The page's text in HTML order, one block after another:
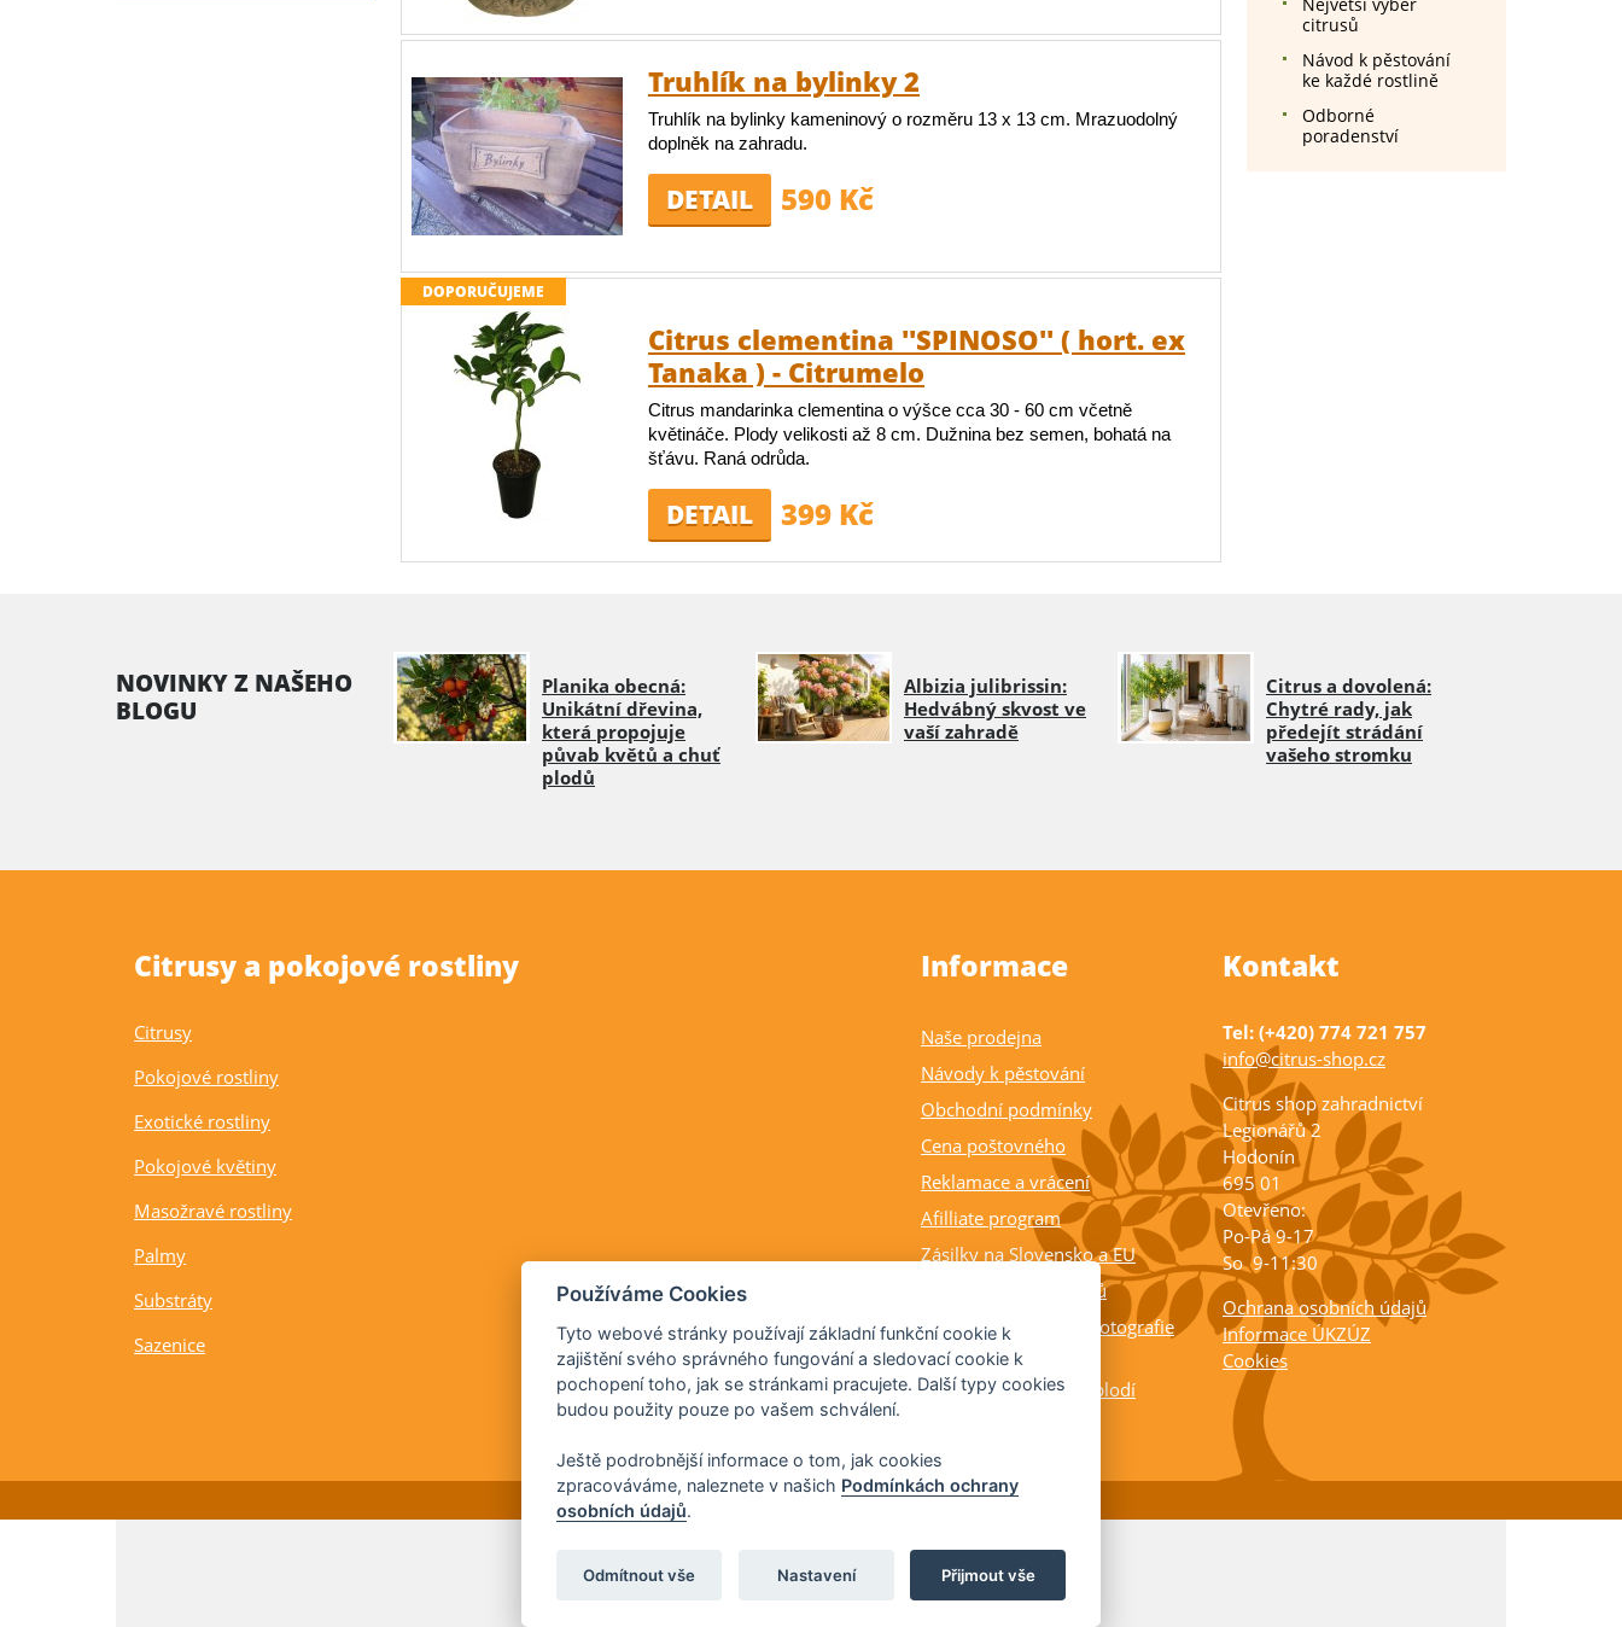
Truhlík na bylinky 2
Truhlík na bylinky kameninový o rozměru 13 x 13 cm. Mrazuodolný
doplněk na zahradu.
DETAIL 590 Kč
DOPORUČUJEME
Citrus clementina ''SPINOSO'' ( hort. ex
Tanaka ) - Citrumelo
Citrus mandarinka clementina o výšce cca 30 - 60 cm včetně
květináče. Plody velikosti až 8 cm. Dužnina bez semen, bohatá na
šťávu. Raná odrůda.
DETAIL 399 Kč
citrusů
Návod k pěstování
ke každé rostlině
Odborné
poradenství
NOVINKY Z NAŠEHO
BLOGU
Planika obecná:
Unikátní dřevina,
která propojuje
půvab květů a chuť
plodů
Albizia julibrissin:
Hedvábný skvost ve
vaší zahradě
Citrus a dovolená:
Chytré rady, jak
předejít strádání
vašeho stromku
Citrusy a pokojové rostliny
Citrusy
Pokojové rostliny
Exotické rostliny
Pokojové květiny
Masožravé rostliny
Palmy
Substráty
Sazenice
Informace
Naše prodejna
Návody k pěstování
Obchodní podmínky
Cena poštovného
Reklamace a vrácení
Afilliate program
Zásilky na Slovensko a EU
Balení rostlin a citrusů
Dostupnost, výška a fotografie
rostlin
Kdy citrusy kvetou a plodí
Kontakt
Tel: (+420) 774 721 757
info@citrus-shop.cz
Citrus shop zahradnictví
Legionářů 2
Hodonín
695 01
Otevřeno:
Po-Pá 9-17
So 9-11:30
Ochrana osobních údajů
Informace ÚKZÚZ
Cookies
© 2026 Citrus-shop.cz -
Partnerský program
Používáme Cookies
Tyto webové stránky používají základní funkční cookie k
zajištění svého správného fungování a sledovací cookie k
pochopení toho, jak se stránkami pracujete. Další typy cookies
budou použity pouze po vašem schválení.
Ještě podrobnější informace o tom, jak cookies
zpracováváme, naleznete v našich Podmínkách ochrany
osobních údajů.
Odmítnout vše Nastavení Přijmout vše